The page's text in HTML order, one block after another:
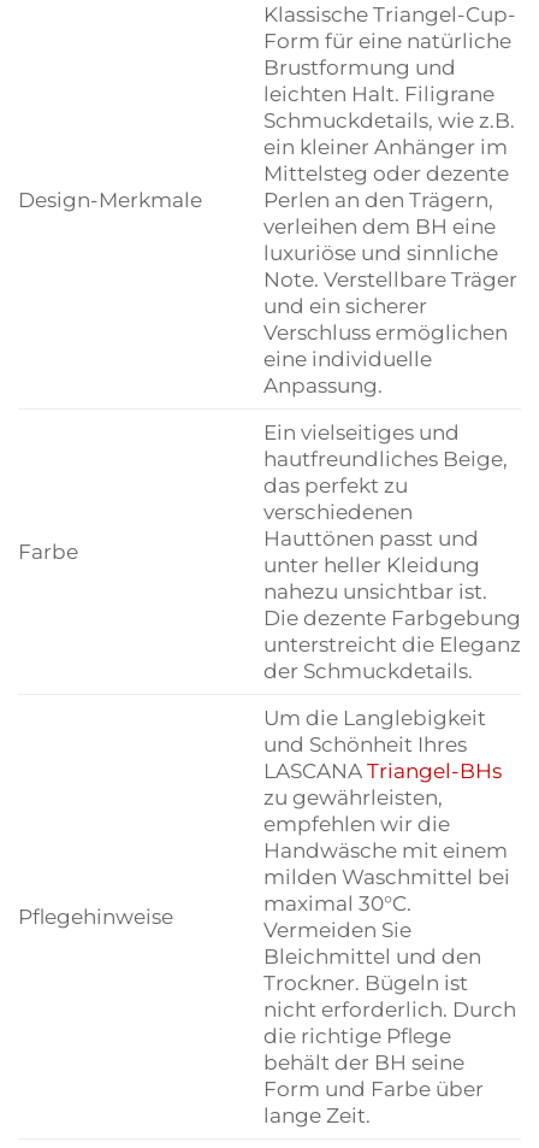
Design-Merkmale
Klassische Triangel-Cup-
Form für eine natürliche
Brustformung und
leichten Halt. Filigrane
Schmuckdetails, wie z.B.
ein kleiner Anhänger im
Mittelsteg oder dezente
Perlen an den Trägern,
verleihen dem BH eine
luxuriöse und sinnliche
Note. Verstellbare Träger
und ein sicherer
Verschluss ermöglichen
eine individuelle
Anpassung.
Farbe
Ein vielseitiges und
hautfreundliches Beige,
das perfekt zu
verschiedenen
Hauttönen passt und
unter heller Kleidung
nahezu unsichtbar ist.
Die dezente Farbgebung
unterstreicht die Eleganz
der Schmuckdetails.
Pflegehinweise
Um die Langlebigkeit
und Schönheit Ihres
LASCANATriangel-BHs
zu gewährleisten,
empfehlen wir die
Handwäsche mit einem
milden Waschmittel bei
maximal 30°C.
Vermeiden Sie
Bleichmittel und den
Trockner. Bügeln ist
nicht erforderlich. Durch
die richtige Pflege
behält der BH seine
Form und Farbe über
lange Zeit.